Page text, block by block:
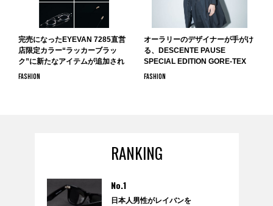
完売になったEYEVAN 7285直営
店限定カラー“ラッカーブラッ
ク”に新たなアイテムが追加され
再販。
FASHION
オーラリーのデザイナーが手がけ
る、DESCENTE PAUSE
SPECIAL EDITION GORE-TEX
SERIESがDESCENTE BLANCで
FASHION
RANKING
No.1
日本人男性がレイバンを